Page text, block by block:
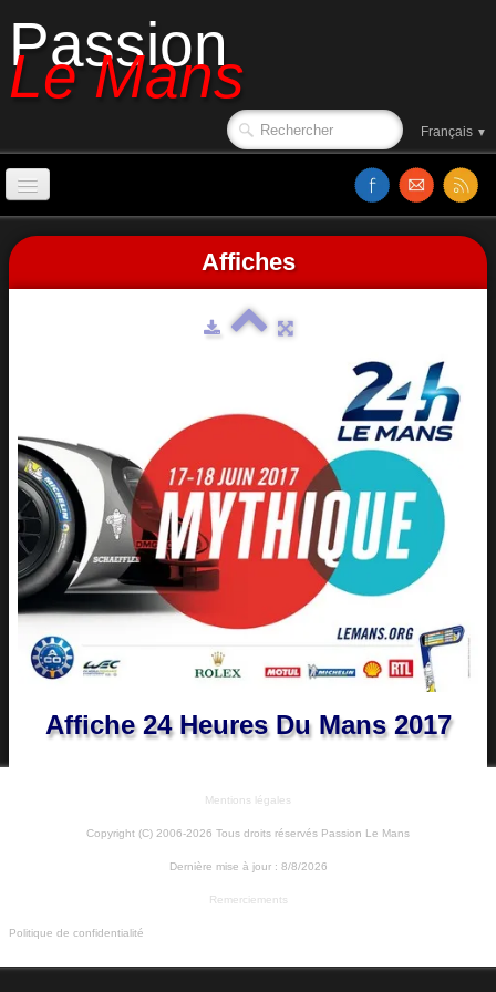
Passion
Le Mans
Français ▼
Accueil
Vidéos
Site web
Affiches
Affiche 24 Heures Du Mans 2017
Mentions légales
Copyright (C) 2006-2026 Tous droits réservés Passion Le Mans
Dernière mise à jour : 8/8/2026
Remerciements
Politique de confidentialité